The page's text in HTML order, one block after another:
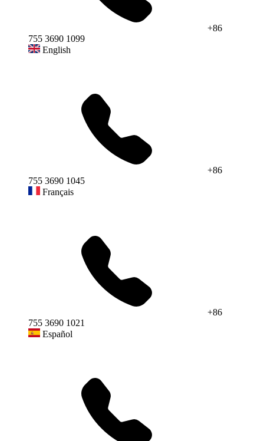
+86
755 3690 1099
English
+86
755 3690 1045
Français
+86
755 3690 1021
Español